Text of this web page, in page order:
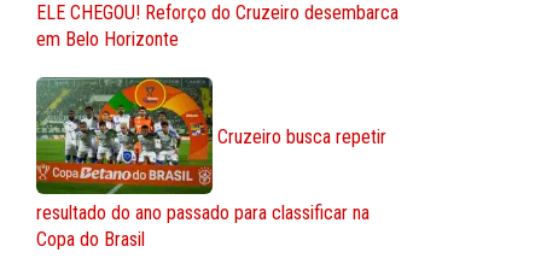
ELE CHEGOU! Reforço do Cruzeiro desembarca
em Belo Horizonte
Cruzeiro busca repetir
resultado do ano passado para classificar na
Copa do Brasil